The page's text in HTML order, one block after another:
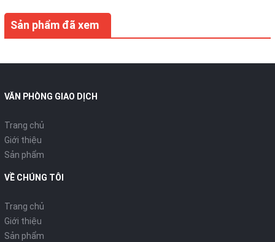
Sản phẩm đã xem
VĂN PHÒNG GIAO DỊCH
Trang chủ
Giới thiệu
Sản phẩm
VỀ CHÚNG TÔI
Trang chủ
Giới thiệu
Sản phẩm